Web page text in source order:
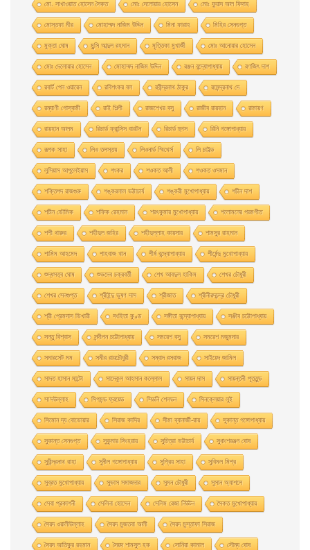
মাে. সাখাওয়াত হােসেন সৈকত মােঃ দেলােয়ার হােসেন মােঃ ফুয়াদ আল ফিদাহ
মােস্তফা মীর মােহাম্মদ নাজিম উদ্দিন মিনা ফারাহ মিহির সেনগুপ্ত
মুক্তা ঘোষ মুন্সি আব্দুল রহমান মৃত্তিকা মুখার্জী মোঃ আনোয়ার হোসেন
মোঃ দেলোয়ার হােসেন মোহাম্মদ নাজিম উদ্দিন রঞ্জন বন্দ্যোপাধ্যায় রণজিৎ দাশ
রবার্ট পেন ওয়ারেন রবিশংকর বল রবীন্দ্রনাথ ঠাকুর রমেন্দ্রনাথ দে
রম্যাণী গোস্বামী রাই শিল্পী রাজশেখর বসু রাজীব রায়হান রামায়ণ
রায়হান আলম রিচার্ড ফ্রান্সিস বারটন রিচার্ড হুগস রিনি গঙ্গোপাধ্যায়
রূপক সাহা লিও তলস্তয় লিওনার্ড স্মিথের্স লি চাইল্ড
লুসিয়াস আপুলেইয়াস শংকর শওকত আলী শওকত ওসমান
শক্তিপদ রাজগুরু শঙ্করলাল ভট্টাচার্য শঙ্করী মুখােপাধ্যায় শচীন দাশ
শচীন ভৌমিক শফিক রেহমান শরৎকুমার মুখোপাধ্যায় শলোমনের পরমগীত
শশী থারুর শহীদুল জহির শহীদুল্লাহ কায়সার শামসুর রাহমান
শামিম আহমেদ শাহবাজ খান শীর্ষ বন্দ্যোপাধ্যায় শীর্ষেন্দু মুখোপাধ্যায়
শুদ্ধসত্ব ঘোষ শুভদেব চক্রবর্তী শেখ আবদুল হাকিম শেখর চৌধুরী
শেখর সেনগুপ্ত শ্রীইন্দু ভূষণ দাস শ্রীজাত শ্রীনীরদচন্দ্র চৌধুরী
শ্রী প্রেমদাস ভিখারী সংহিতা কুণ্ড সঙ্গীতা বন্দ্যোপাধ্যায় সঞ্জীব চট্টোপাধ্যায়
সন্তু বিশ্বাস সন্দীপন চট্টোপাধ্যায় সমরেশ বসু সমরেশ মজুমদার
সমারসেট মম সমীর রায়চৌধুরী সম্বাদ রসরাজ সাইয়েদ জামিল
সাদত হাসান মান্টো সাদেকুল আহসান কল্লোল সায়ন দাস সায়ন্তনী পূততুন্ড
সা’দউল্লাহ সিগমন্ড ফ্রয়েড সিডনি শেলডন সিনক্লেয়ার লুই
সিমোন দ্য বোভোয়ার সিরাজ কাদির সীমা ব্যানার্জী-রায় সুকান্ত গঙ্গোপাধ্যায়
সুকান্ত সেনগুপ্ত সুকুমার সিংহরায় সুচিত্রা ভট্টাচার্য সুধাংশরঞ্জন ঘোষ
সুধীন্দ্রনাথ রাহা সুনীল গঙ্গোপাধ্যায় সুপ্রিয় সাহা সুবিমল মিশ্র
সুব্রত মুখোপাধ্যায় সুভাস সমাজদার সুমন চৌধুরী সুসান অ্যাশলে
সেবা প্রকাশনী সেলিনা হােসেন সেলিম রেজা নিউটন সৈকত মুখোপাধ্যায়
সৈয়দ ওয়ালীউল্লাহ সৈয়দ মুজতবা আলী সৈয়দ মুস্তাফা সিরাজ
সৈয়দ আতিকুর রহমান সৈয়দ শামসুল হক সোনিয়া কামাল সৌম্য ঘােষ